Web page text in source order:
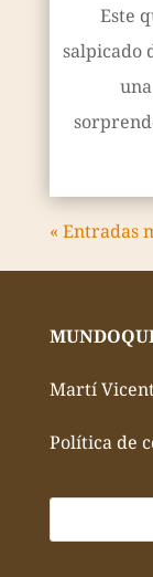
Este
salpicado
« Entradas
Martí
Política de